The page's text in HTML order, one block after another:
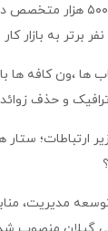
توکلی: هدف‌گذاری ۵۰۰
ها ،ون کافه ها
و حذف
ارتباطات؛
مدیریت،